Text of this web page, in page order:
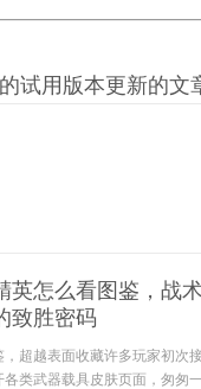
的试用版本更新的文
英怎么看图鉴，战
致胜密码
，超越表面收藏许多玩家初次
各类武器载具皮肤页面，匆匆